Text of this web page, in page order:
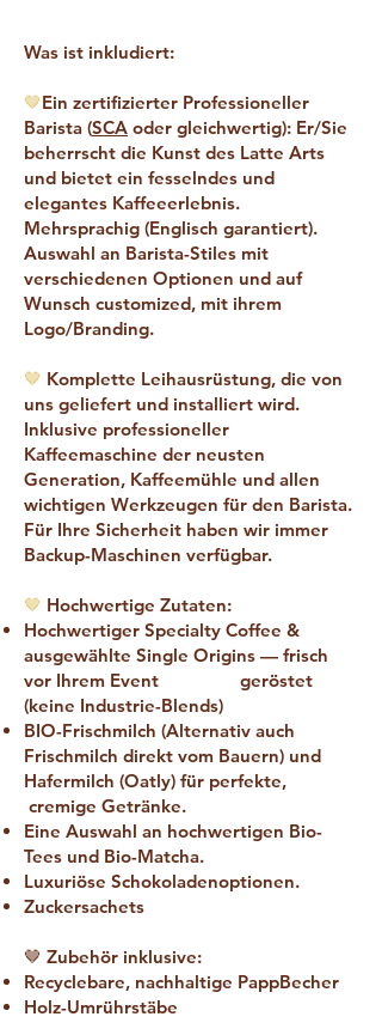
Was ist inkludiert:
🤎Ein zertifizierter Professioneller
Barista (SCA oder gleichwertig): Er/Sie
beherrscht die Kunst des Latte Arts
und bietet ein fesselndes und
elegantes Kaffeeerlebnis.
Mehrsprachig (Englisch garantiert).
Auswahl an Barista-Stiles mit
verschiedenen Optionen und auf
Wunsch customized, mit ihrem
Logo/Branding.
🤎 Komplette Leihausrüstung, die von
uns geliefert und installiert wird.
Inklusive professioneller
Kaffeemaschine der neusten
Generation, Kaffeemühle und allen
wichtigen Werkzeugen für den Barista.
Für Ihre Sicherheit haben wir immer
Backup-Maschinen verfügbar.
🤎 Hochwertige Zutaten:
Hochwertiger Specialty Coffee &
ausgewählte Single Origins — frisch
vor Ihrem Event geröstet
(keine Industrie-Blends)
BIO-Frischmilch (Alternativ auch
Frischmilch direkt vom Bauern) und
Hafermilch (Oatly) für perfekte,
cremige Getränke.
Eine Auswahl an hochwertigen Bio-
Tees und Bio-Matcha.
Luxuriöse Schokoladenoptionen.
Zuckersachets
🤎 Zubehör inklusive:
Recyclebare, nachhaltige PappBecher
Holz-Umrührstäbe